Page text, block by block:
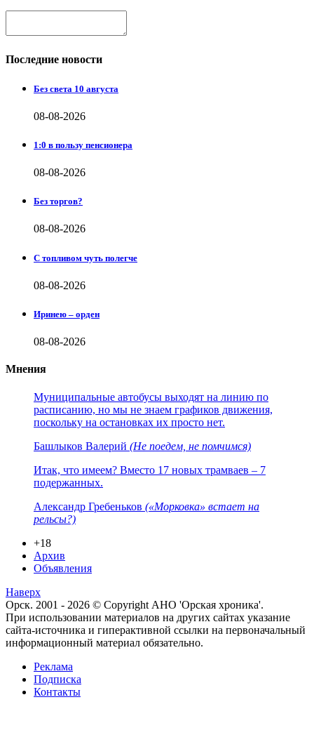
Последние новости
Без света 10 августа
08-08-2026
1:0 в пользу пенсионера
08-08-2026
Без торгов?
08-08-2026
С топливом чуть полегче
08-08-2026
Иринею – орден
08-08-2026
Мнения
Муниципальные автобусы выходят на линию по
расписанию, но мы не знаем графиков движения,
поскольку на остановках их просто нет.
Башлыков Валерий (Не поедем, не помчимся)
Итак, что имеем? Вместо 17 новых трамваев – 7
подержанных.
Александр Гребеньков («Морковка» встает на
рельсы?)
+18
Архив
Объявления
Наверх
Орск. 2001 - 2026 © Copyright АНО 'Орская хроника'.
При использовании материалов на других сайтах указание
сайта-источника и гиперактивной ссылки на первоначальный
информационный материал обязательно.
Реклама
Подписка
Контакты